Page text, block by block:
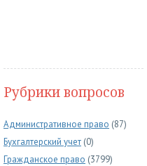
Рубрики вопросов
Административное право (87)
Бухгалтерский учет (0)
Гражданское право (3799)